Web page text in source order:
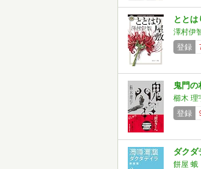
とと
澤村伊
登録
鬼門の
櫛木 理
登録
ダクダ
餅屋 蛾